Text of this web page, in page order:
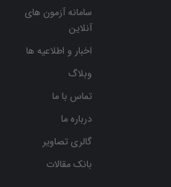
سامانه آزمون های
آنلاین
اخبار و اطلاعیه ها
وبلاگ
تماس با ما
درباره ما
گالری تصاویر
بانک مقالات